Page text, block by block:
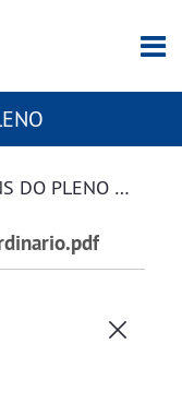
ACTAS DE ACORDOS DAS SESIÓNS DO PLENO DA CORPORACIÓN